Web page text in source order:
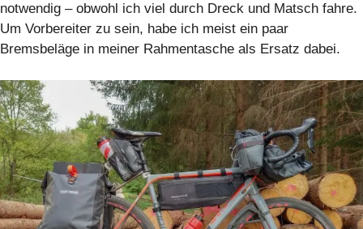
notwendig – obwohl ich viel durch Dreck und Matsch fahre.
Um Vorbereiter zu sein, habe ich meist ein paar
Bremsbeläge in meiner Rahmentasche als Ersatz dabei.